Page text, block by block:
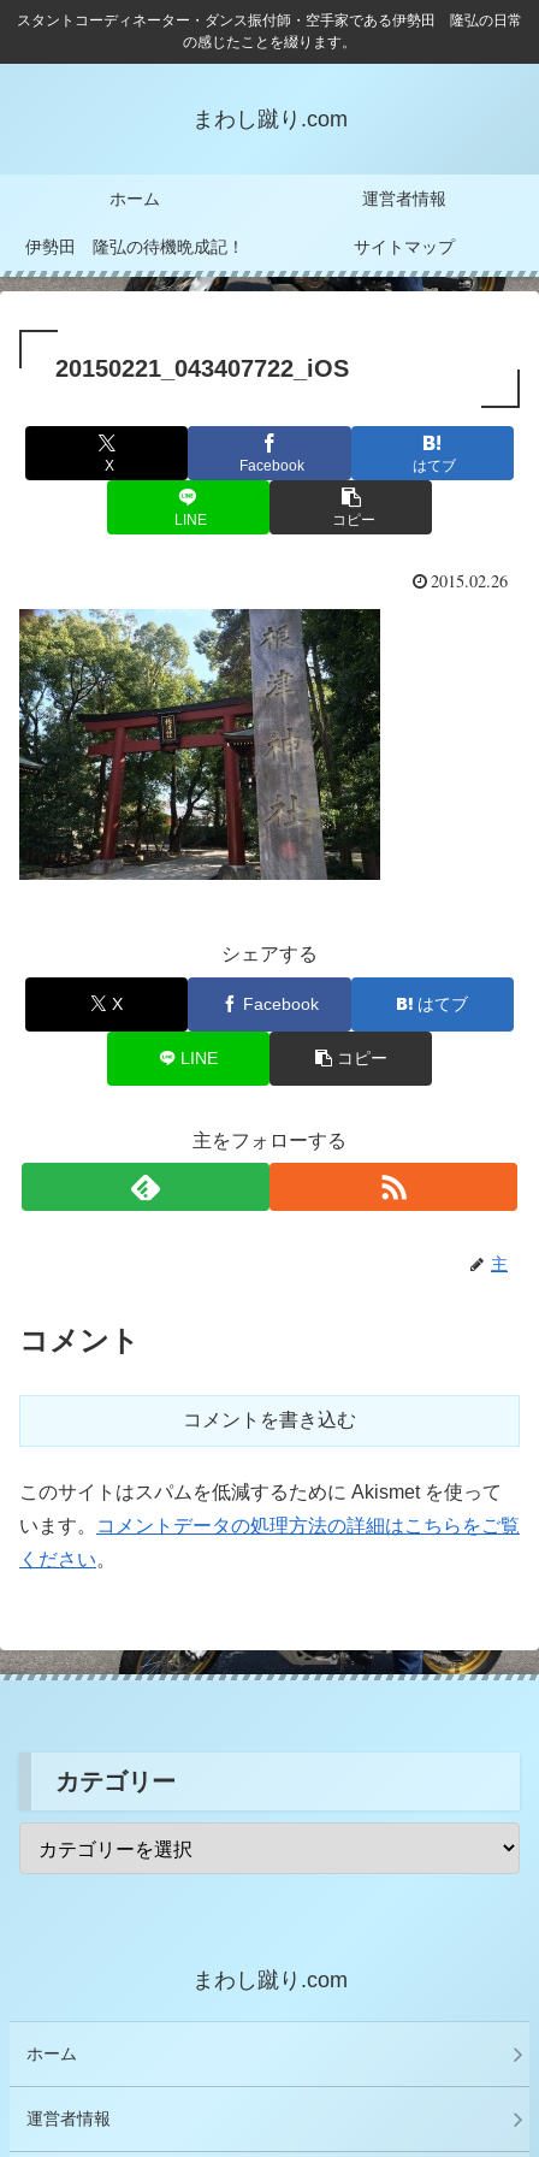
スタントコーディネーター・ダンス振付師・空手家である伊勢田 隆弘の日常
の感じたことを綴ります。
まわし蹴り.com
ホーム 運営者情報
伊勢田 隆弘の待機晩成記！ サイトマップ
20150221_043407722_iOS
X Facebook はてブ
LINE コピー
2015.02.26
シェアする
X Facebook はてブ
LINE コピー
主をフォローする
主
コメント
コメントを書き込む
このサイトはスパムを低減するために Akismet を使って
います。
コメントデータの処理方法の詳細はこちらをご覧
ください。
カテゴリー
まわし蹴り.com
ホーム
運営者情報